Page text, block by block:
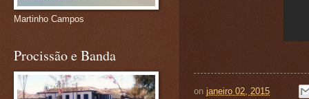
on janeiro 02, 2015
Martinho Campos
Procissão e Banda